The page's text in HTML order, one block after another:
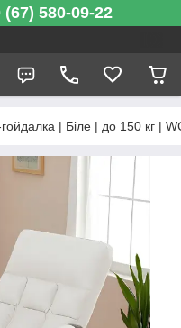
580-09-22
гойдалка | Біле | до 150 кг |